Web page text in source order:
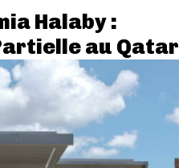
Halaby :
au Qatar